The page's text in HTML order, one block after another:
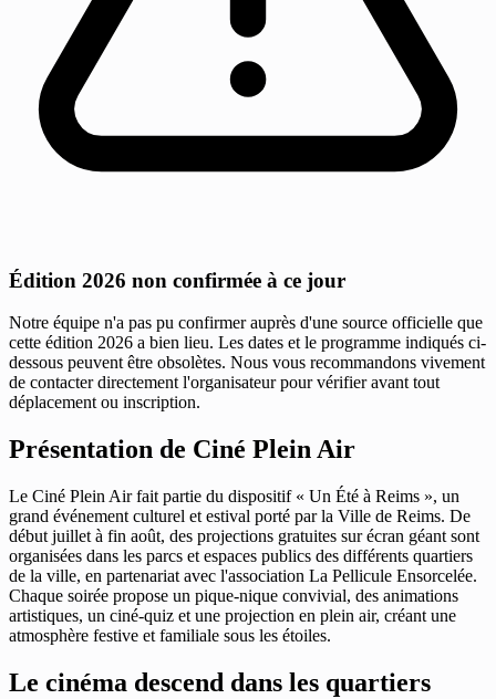
Édition 2026 non confirmée à ce jour
Notre équipe n'a pas pu confirmer auprès d'une source officielle que
cette édition 2026 a bien lieu. Les dates et le programme indiqués ci-
dessous peuvent être obsolètes. Nous vous recommandons vivement
de contacter directement l'organisateur pour vérifier avant tout
déplacement ou inscription.
Présentation de Ciné Plein Air
Le Ciné Plein Air fait partie du dispositif « Un Été à Reims », un
grand événement culturel et estival porté par la Ville de Reims. De
début juillet à fin août, des projections gratuites sur écran géant sont
organisées dans les parcs et espaces publics des différents quartiers
de la ville, en partenariat avec l'association La Pellicule Ensorcelée.
Chaque soirée propose un pique-nique convivial, des animations
artistiques, un ciné-quiz et une projection en plein air, créant une
atmosphère festive et familiale sous les étoiles.
Le cinéma descend dans les quartiers